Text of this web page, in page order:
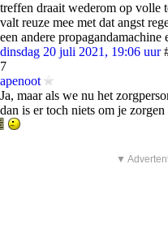
treffen draait wederom op volle
valt reuze mee met dat angst
een andere
dinsdag 20 juli 2021, 19:06 uur
7
apenoot
Ja, maar als we nu het
dan is er toch niets om je
▼